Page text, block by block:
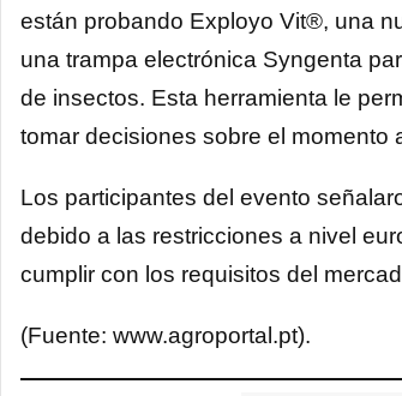
están probando Exployo Vit®, una
una trampa electrónica Syngenta
de insectos. Esta herramienta le
tomar decisiones sobre el momento
Los participantes del evento
debido a las restricciones a nivel
cumplir con los requisitos del
(Fuente: www.agroportal.pt).